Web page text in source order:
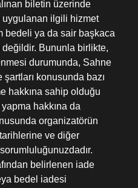
biletin üzerinde
uygulanan ilgili hizmet
bedeli ya da sair başkaca
Bununla birlikte,
durumunda, Sahne
konusunda bazı
hakkına sahip olduğu
hakkına da
organizatörün
ve diğer
belirlenen iade
bedel iadesi